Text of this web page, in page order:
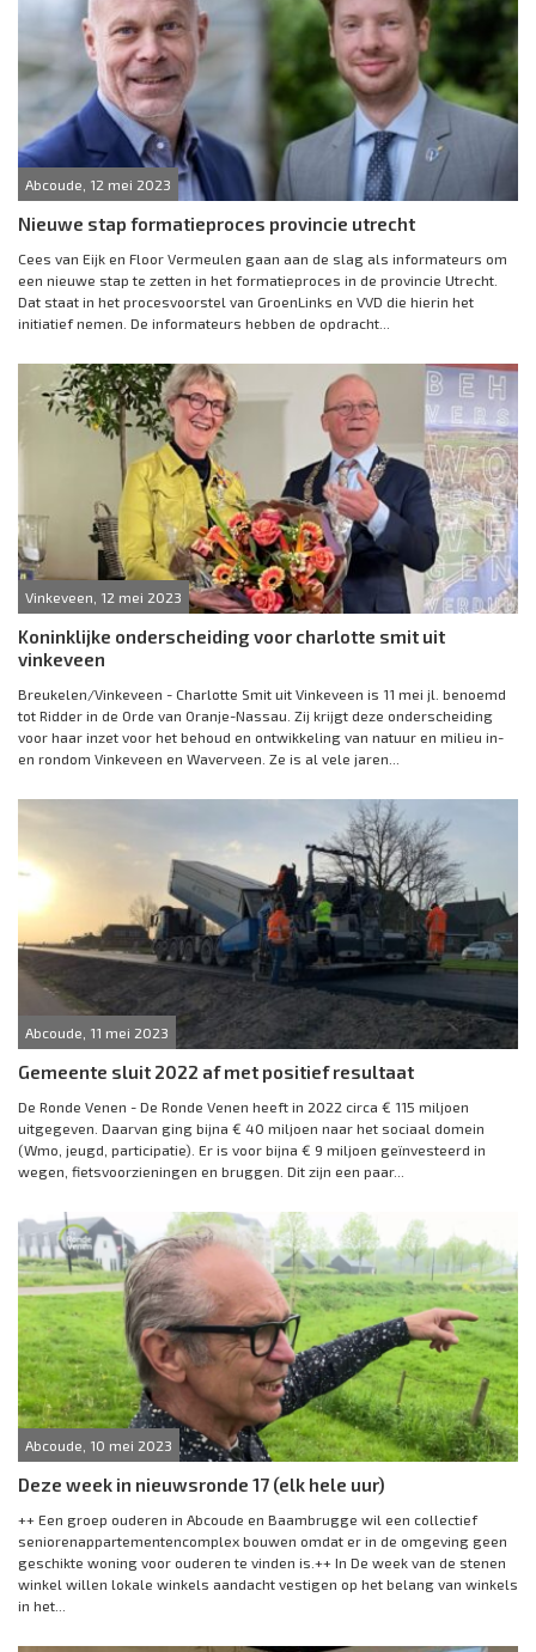
Abcoude, 12 mei 2023
Nieuwe stap formatieproces provincie utrecht
Cees van Eijk en Floor Vermeulen gaan aan de slag als informateurs om
een nieuwe stap te zetten in het formatieproces in de provincie Utrecht.
Dat staat in het procesvoorstel van GroenLinks en VVD die hierin het
initiatief nemen. De informateurs hebben de opdracht...
Vinkeveen, 12 mei 2023
Koninklijke onderscheiding voor charlotte smit uit
vinkeveen
Breukelen/Vinkeveen - Charlotte Smit uit Vinkeveen is 11 mei jl. benoemd
tot Ridder in de Orde van Oranje-Nassau. Zij krijgt deze onderscheiding
voor haar inzet voor het behoud en ontwikkeling van natuur en milieu in-
en rondom Vinkeveen en Waverveen. Ze is al vele jaren...
Abcoude, 11 mei 2023
Gemeente sluit 2022 af met positief resultaat
De Ronde Venen - De Ronde Venen heeft in 2022 circa € 115 miljoen
uitgegeven. Daarvan ging bijna € 40 miljoen naar het sociaal domein
(Wmo, jeugd, participatie). Er is voor bijna € 9 miljoen geïnvesteerd in
wegen, fietsvoorzieningen en bruggen. Dit zijn een paar...
Abcoude, 10 mei 2023
Deze week in nieuwsronde 17 (elk hele uur)
++ Een groep ouderen in Abcoude en Baambrugge wil een collectief
seniorenappartementencomplex bouwen omdat er in de omgeving geen
geschikte woning voor ouderen te vinden is.++ In De week van de stenen
winkel willen lokale winkels aandacht vestigen op het belang van winkels
in het...